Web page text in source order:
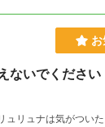
ないでください
ュリュナは気がつい